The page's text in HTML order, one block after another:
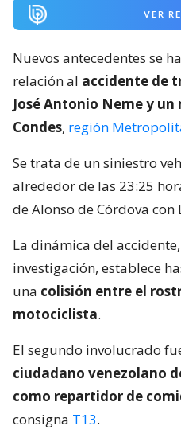
VER
Nuevos antecedentes se
relación al accidente de
José Antonio Neme y
Condes, región
Se trata de un siniestro
alrededor de las 23:25
de Alonso de Córdova con
La dinámica del
investigación, establece
una colisión entre el
motociclista.
El segundo involucrado
ciudadano venezolano
como repartidor de
consigna T13.